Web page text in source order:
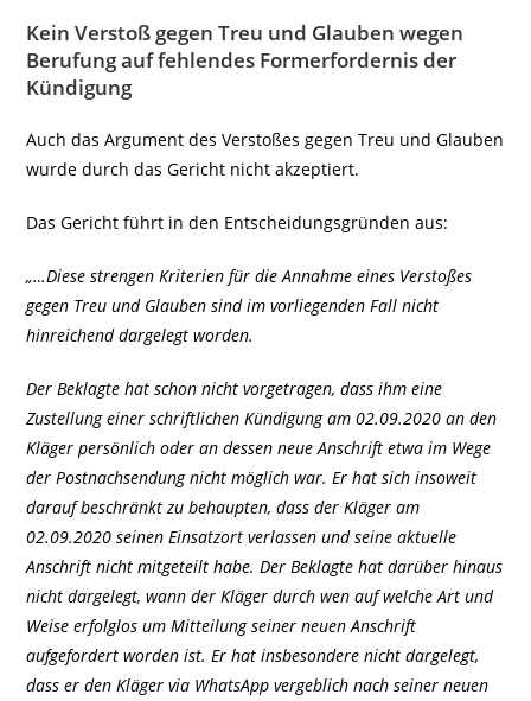
Kein Verstoß gegen Treu und Glauben wegen
Berufung auf fehlendes Formerfordernis der
Kündigung
Auch das Argument des Verstoßes gegen Treu und Glauben
wurde durch das Gericht nicht akzeptiert.
Das Gericht führt in den Entscheidungsgründen aus:
„…Diese strengen Kriterien für die Annahme eines Verstoßes
gegen Treu und Glauben sind im vorliegenden Fall nicht
hinreichend dargelegt worden.
Der Beklagte hat schon nicht vorgetragen, dass ihm eine
Zustellung einer schriftlichen Kündigung am 02.09.2020 an den
Kläger persönlich oder an dessen neue Anschrift etwa im Wege
der Postnachsendung nicht möglich war. Er hat sich insoweit
darauf beschränkt zu behaupten, dass der Kläger am
02.09.2020 seinen Einsatzort verlassen und seine aktuelle
Anschrift nicht mitgeteilt habe. Der Beklagte hat darüber hinaus
nicht dargelegt, wann der Kläger durch wen auf welche Art und
Weise erfolglos um Mitteilung seiner neuen Anschrift
aufgefordert worden ist. Er hat insbesondere nicht dargelegt,
dass er den Kläger via WhatsApp vergeblich nach seiner neuen